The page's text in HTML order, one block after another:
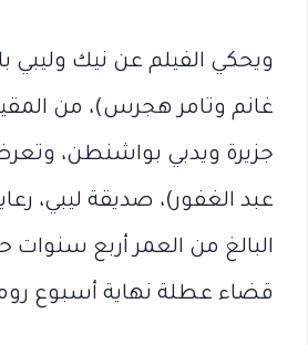
ويحكي الفيلم عن نيك وليبي
غانم وتامر هجرس)، من
جزيرة ويدبي بواشنطن،
عبد الغفور)، صديقة ليبي،
البالغ من العمر أربع سنوات
قضاء عطلة نهاية أسبوع